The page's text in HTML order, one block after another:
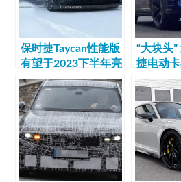
保时捷Taycan性能版
有望于2023下半年亮
相
“大块头
捷电动
录